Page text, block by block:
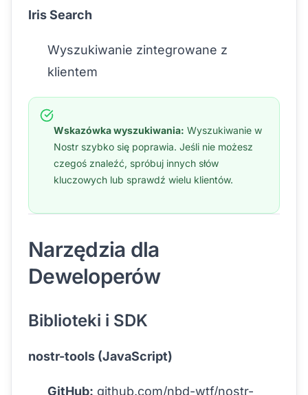
Iris Search
Wyszukiwanie zintegrowane z
klientem
Wskazówka wyszukiwania: Wyszukiwanie w
Nostr szybko się poprawia. Jeśli nie możesz
czegoś znaleźć, spróbuj innych słów
kluczowych lub sprawdź wielu klientów.
Narzędzia dla
Deweloperów
Biblioteki i SDK
nostr-tools (JavaScript)
GitHub: github.com/nbd-wtf/nostr-